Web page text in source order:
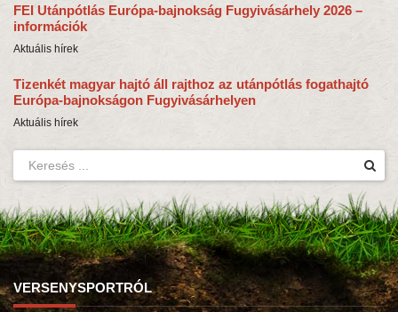
FEI Utánpótlás Európa-bajnokság Fugyivásárhely 2026 –
információk
Aktuális hírek
Tizenkét magyar hajtó áll rajthoz az utánpótlás fogathajtó
Európa-bajnokságon Fugyivásárhelyen
Aktuális hírek
VERSENYSPORTRÓL